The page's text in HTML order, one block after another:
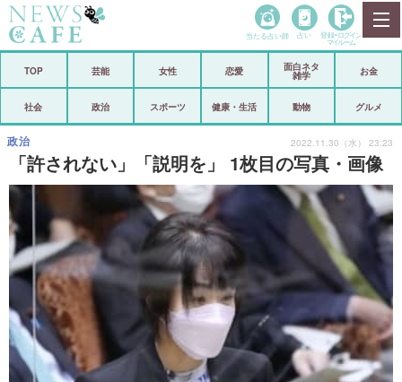
政治
芸能 スポーツ
コメントポスト アリ／ナシ
リリース ショップ
登録・ログイン/マイルーム
当たる占い師 占い 登録• ログイン
マイルーム
TOP 芸能 女性 恋愛
面白ネタ
雑学
お金
社会 政治 スポーツ 健康・生活 動物 グルメ
「許されない」「説明を」 1枚目の写真・画像
政治 2022.11.30（水） 23:23